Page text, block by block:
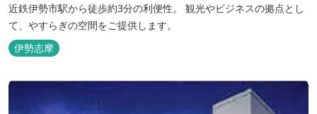
近鉄伊勢市駅から徒歩約3分の利便性。 観光やビジネスの拠点とし
て、やすらぎの空間をご提供します。
伊勢志摩